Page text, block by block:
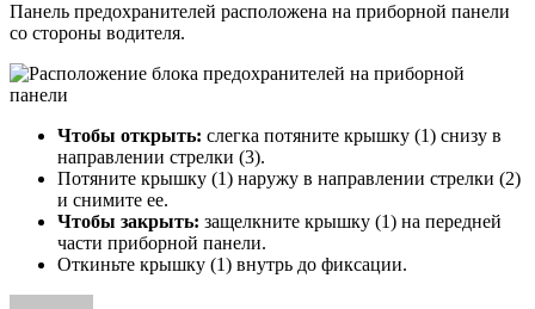
Панель предохранителей расположена на приборной панели
со стороны водителя.
Чтобы открыть: слегка потяните крышку (1) снизу в
направлении стрелки (3).
Потяните крышку (1) наружу в направлении стрелки (2)
и снимите ее.
Чтобы закрыть: защелкните крышку (1) на передней
части приборной панели.
Откиньте крышку (1) внутрь до фиксации.